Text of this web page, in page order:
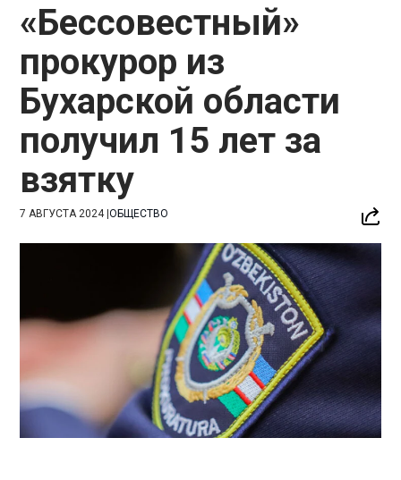
«Бессовестный»
прокурор из
Бухарской области
получил 15 лет за
взятку
7 АВГУСТА 2024|ОБЩЕСТВО